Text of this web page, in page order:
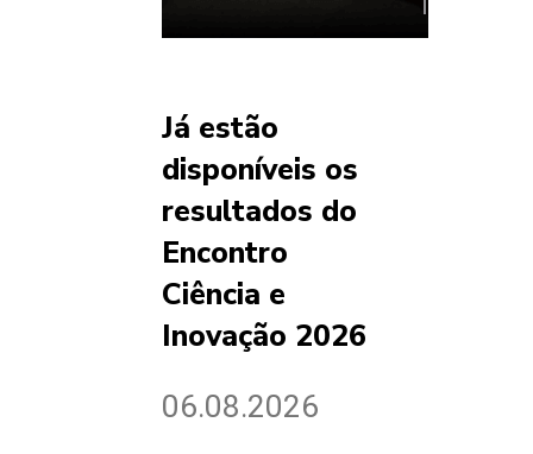
Já estão
disponíveis os
resultados do
Encontro
Ciência e
Inovação 2026
06.08.2026